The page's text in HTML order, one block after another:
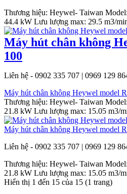
Thương hiệu: Heywel- Taiwan
44.4 kW Lưu lượng max: 29.5 m3/
Máy hút chân không
100
Liên hệ - 0902 335 707 | 0969 129
Máy hút chân không Heywel model
Thương hiệu: Heywel- Taiwan
21.8 kW Lưu lượng max: 15.05 m3/
Máy hút chân không Heywel model
Liên hệ - 0902 335 707 | 0969 129
Thương hiệu: Heywel- Taiwan
21.8 kW Lưu lượng max: 15.05 m3/
Hiển thị 1 đến 15 của 15 (1 trang)